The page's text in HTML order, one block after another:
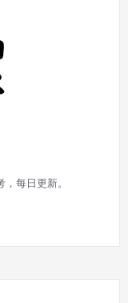
每日更新。